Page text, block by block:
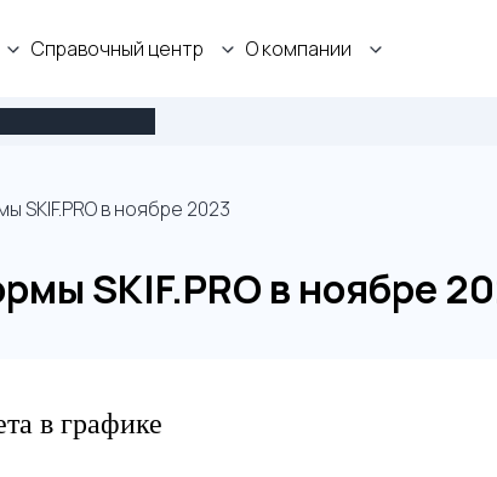
Справочный центр О компании
в ноябре 2023
SKIF.PRO в ноябре
в графике